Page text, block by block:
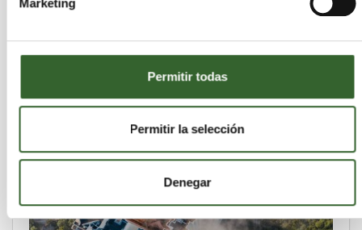
Permitir todas
Permitir la selección
Denegar
dilema del comercio mundial de ropa usada
martes 21 de julio de 2026